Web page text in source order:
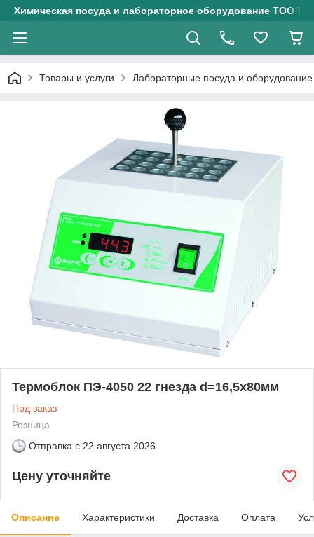
Химическая посуда и лабораторное оборудование ТОО
Товары и услуги Лабораторные посуда и оборудование
Термоблок ПЭ-4050 22 гнезда d=16,5х80мм
Под заказ
Розница
Отправка с 22 августа 2026
Цену уточняйте
Описание Характеристики Доставка Оплата